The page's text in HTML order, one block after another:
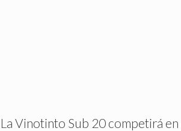
La Vinotinto Sub 20 competirá